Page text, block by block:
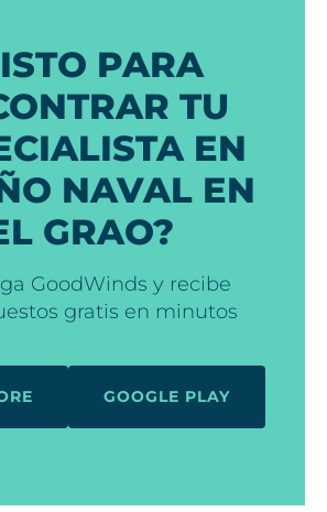
PARA
TU
EN
NAVAL EN
GRAO?
GoodWinds y recibe
gratis en minutos
GOOGLE PLAY